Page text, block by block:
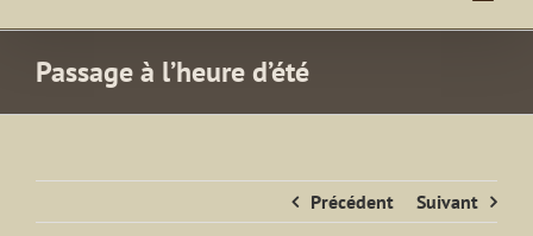
Passage à l’heure d’été
Précédent Suivant